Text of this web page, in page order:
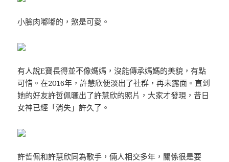
小臉肉嘟嘟的，煞是可愛。
有人說E寶長得並不像媽媽，沒能傳承媽媽的美貌，有點
可惜。在2016年，許慧欣便淡出了社群，再未露面。直到
她的好友許哲佩曬出了許慧欣的照片，大家才發現，昔日
女神已經「消失」許久了。
許哲佩和許慧欣同為歌手，倆人相交多年，關係很是要